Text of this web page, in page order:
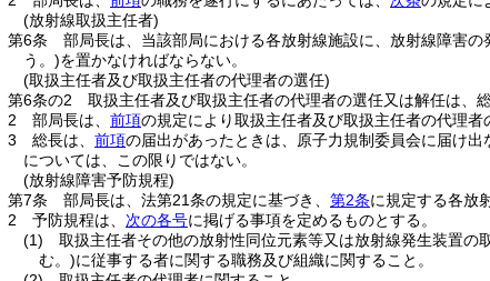
(放射線取扱主任者)
第6条
部局長は、当該部局における各放射線施設に、放射線障害
う。)を置かなければならない。
(取扱主任者及び取扱主任者の代理者の選任)
第6条の2
取扱主任者及び取扱主任者の代理者の選任又は解任は、
2
部局長は、 前項の規定により取扱主任者及び取扱主任者の代理
3
総長は、 前項の届出があったときは、原子力規制委員会に届け出
については、この限りではない。
(放射線障害予防規程)
第7条
部局長は、法第21条の規定に基づき、 第2条に規定する各放
2
予防規程は、 次の各号に掲げる事項を定めるものとする。
(1)
取扱主任者その他の放射性同位元素等又は放射線発生装置の
む。)に従事する者に関する職務及び組織に関すること。